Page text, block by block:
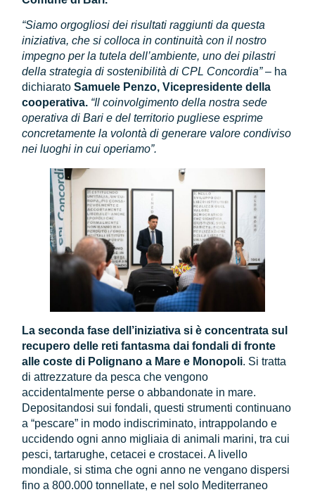
“Siamo orgogliosi dei risultati raggiunti da questa
iniziativa, che si colloca in continuità con il nostro
impegno per la tutela dell’ambiente, uno dei pilastri
della strategia di sostenibilità di CPL Concordia”– ha
dichiaratoSamuele Penzo, Vicepresidente della
cooperativa. “Il coinvolgimento della nostra sede
operativa di Bari e del territorio pugliese esprime
concretamente la volontà di generare valore condiviso
nei luoghi in cui operiamo”.
La seconda fase dell’iniziativa si è concentrata sul
recupero delle reti fantasma dai fondali di fronte
alle coste di Polignano a Mare e Monopoli. Si tratta
di attrezzature da pesca che vengono
accidentalmente perse o abbandonate in mare.
Depositandosi sui fondali, questi strumenti continuano
a “pescare” in modo indiscriminato, intrappolando e
uccidendo ogni anno migliaia di animali marini, tra cui
pesci, tartarughe, cetacei e crostacei. A livello
mondiale, si stima che ogni anno ne vengano dispersi
fino a 800.000 tonnellate, e nel solo Mediterraneo